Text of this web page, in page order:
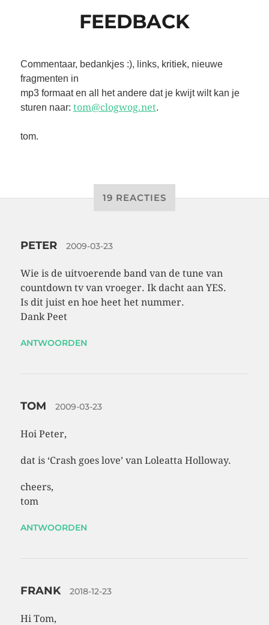
FEEDBACK
Commentaar, bedankjes :), links, kritiek, nieuwe
fragmenten in
mp3 formaat en all het andere dat je kwijt wilt kan je
sturen naar: tom@clogwog.net.
tom.
19 REACTIES
PETER 2009-03-23
Wie is de uitvoerende band van de tune van
countdown tv van vroeger. Ik dacht aan YES.
Is dit juist en hoe heet het nummer.
Dank Peet
ANTWOORDEN
TOM 2009-03-23
Hoi Peter,
dat is ‘Crash goes love’ van Loleatta Holloway.
cheers,
tom
ANTWOORDEN
FRANK 2018-12-23
Hi Tom,